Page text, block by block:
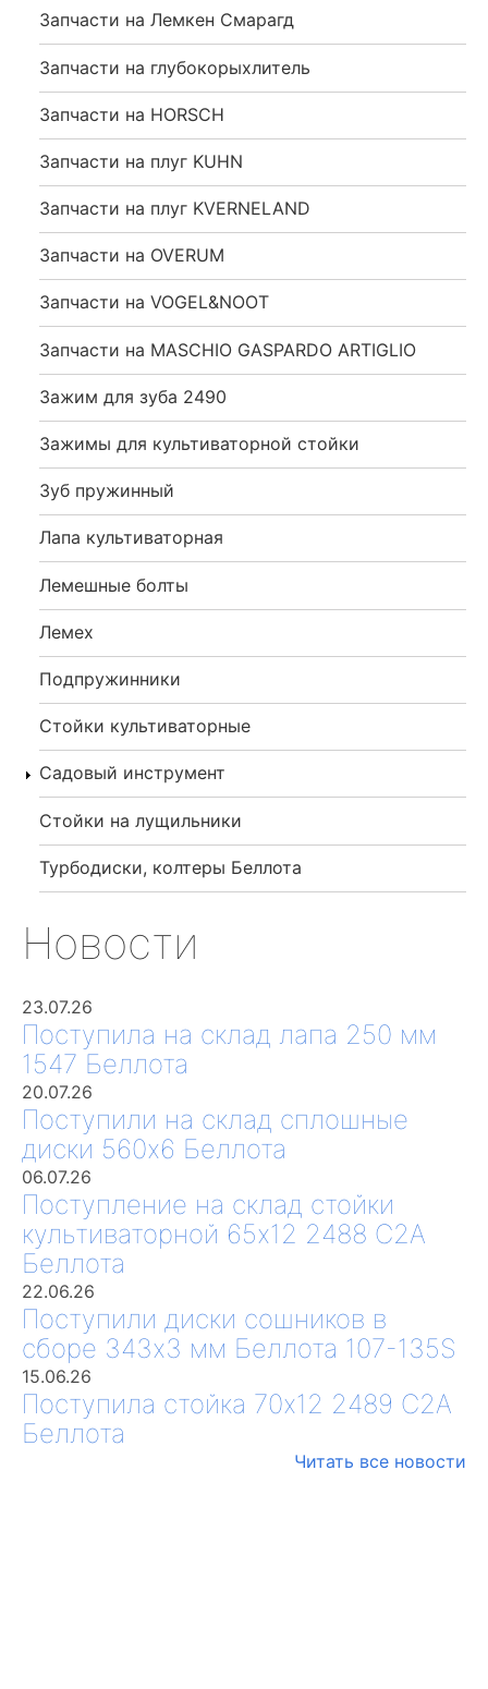
Запчасти на Лемкен Смарагд
Запчасти на глубокорыхлитель
Запчасти на HORSCH
Запчасти на плуг KUHN
Запчасти на плуг KVERNELAND
Запчасти на OVERUM
Запчасти на VOGEL&NOOT
Запчасти на MASCHIO GASPARDO ARTIGLIO
Зажим для зуба 2490
Зажимы для культиваторной стойки
Зуб пружинный
Лапа культиваторная
Лемешные болты
Лемех
Подпружинники
Стойки культиваторные
Садовый инструмент
Стойки на лущильники
Турбодиски, колтеры Беллота
Новости
23.07.26
Поступила на склад лапа 250 мм
1547 Беллота
20.07.26
Поступили на склад сплошные
диски 560х6 Беллота
06.07.26
Поступление на склад стойки
культиваторной 65х12 2488 С2А
Беллота
22.06.26
Поступили диски сошников в
сборе 343х3 мм Беллота 107-135S
15.06.26
Поступила стойка 70х12 2489 С2А
Беллота
Читать все новости